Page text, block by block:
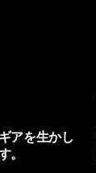
アを生かし
。